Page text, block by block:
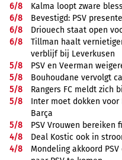
6/8
Kalma loopt zware
6/8
Bevestigd: PSV
6/8
Driouech staat open
6/8
Tillman haalt
verblijf bij Leverkusen
5/8
PSV en Veerman
5/8
Bouhoudane vervolgt
5/8
Rangers FC meldt zich
5/8
Inter moet dokken
Barça
5/8
PSV Vrouwen bereiken
4/8
Deal Kostic ook in
4/8
Mondeling akkoord